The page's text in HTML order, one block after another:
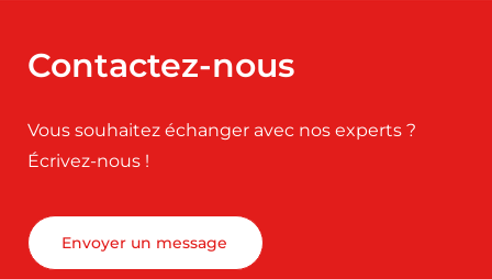
Contactez-nous
Vous souhaitez échanger avec nos experts ?
Écrivez-nous !
Envoyer un message